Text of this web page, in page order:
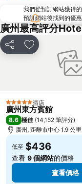
中信廣場
Yuexiu Park
我們從預訂網站獲得
預訂網站後找到的優
廣州最高評分
分享 放到收藏夾
5 星級 酒店
廣州東方賓館
8.6 極佳 (14,152 筆評分)
廣州, 距離市中心 1.9 公里
低至 $436
查看 9 個網站的價格
查看價格